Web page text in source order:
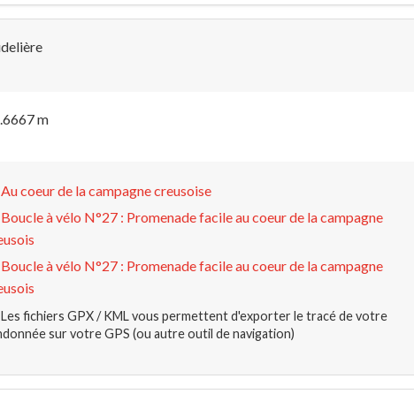
m
Au coeur de la campagne creusoise
Boucle à vélo N°27 : Promenade facile au coeur de la campagne
Boucle à vélo N°27 : Promenade facile au coeur de la campagne
fichiers GPX / KML vous permettent d'exporter le tracé de votre
sur votre GPS (ou autre outil de navigation)